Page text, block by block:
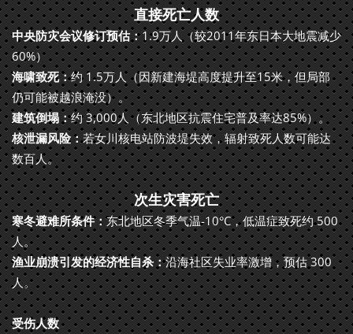
直接死亡人数
中央防灾会议修订预估：1.9万人（较2011年东日本大地震减少
60%）
海啸致死：约 1.5万人（因新建海堤高度提升至15米，但局部
仍可能被越浪淹没）。
建筑倒塌：约 3,000人（东北地区抗震住宅普及率达85%）。
核泄漏风险：若女川核电站防波堤失效，辐射致死人数可能达
数百人。
次生灾害死亡
寒冬避难所条件：东北地区冬季气温-10°C，低温症致死约 500
人。
渔业崩溃引发的经济性自杀：沿海社区失业率激增，预估 300
人。
受伤人数